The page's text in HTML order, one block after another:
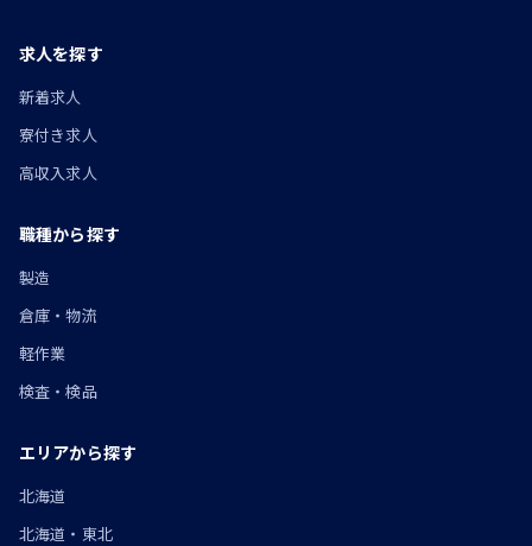
求人を探す
新着求人
寮付き求人
高収入求人
職種から探す
製造
倉庫・物流
軽作業
検査・検品
エリアから探す
北海道
北海道・東北